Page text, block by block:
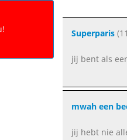
Superparis
jij bent als
mwah een
jij hebt nie